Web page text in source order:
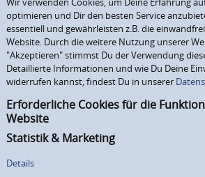
optimieren und Dir den besten Service
essentiell und gewährleisten z.B. die
Website. Durch die weitere Nutzung unserer
"Akzeptieren" stimmst Du der Verwendung
Detaillierte Informationen und wie Du Deine
widerrufen kannst, findest Du in unserer
Erforderliche Cookies für die
Website
Statistik & Marketing
Details